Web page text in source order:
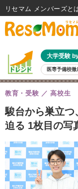
大学受験
医専予備校徹
親子で考える大学選び
共通テスト 夏休み
8月開催イベント・WS
自由研究教材（小学生向け）
駿台から巣立つ
迫る 1枚目の写
教育・受験 高校生
リセマム メンバーズ